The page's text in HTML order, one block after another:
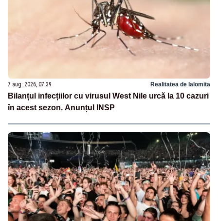
7 aug. 2026, 07:39 Realitatea de Ialomita
Bilanțul infecțiilor cu virusul West Nile urcă la 10 cazuri
în acest sezon. Anunțul INSP